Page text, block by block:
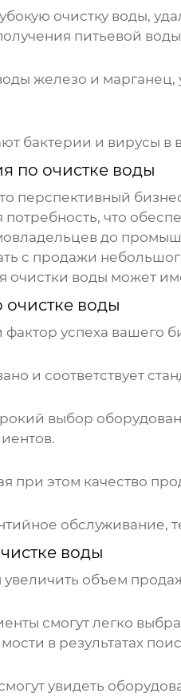
очистку воды,
питьевой воды
железо и
бактерии и вирусы в
по очистке воды
перспективный
потребность, что
до
с продажи
очистки воды может
воды
успеха вашего
и соответствует
выбор
при этом качество
обслуживание,
воды
объем
смогут легко
в результатах
увидеть